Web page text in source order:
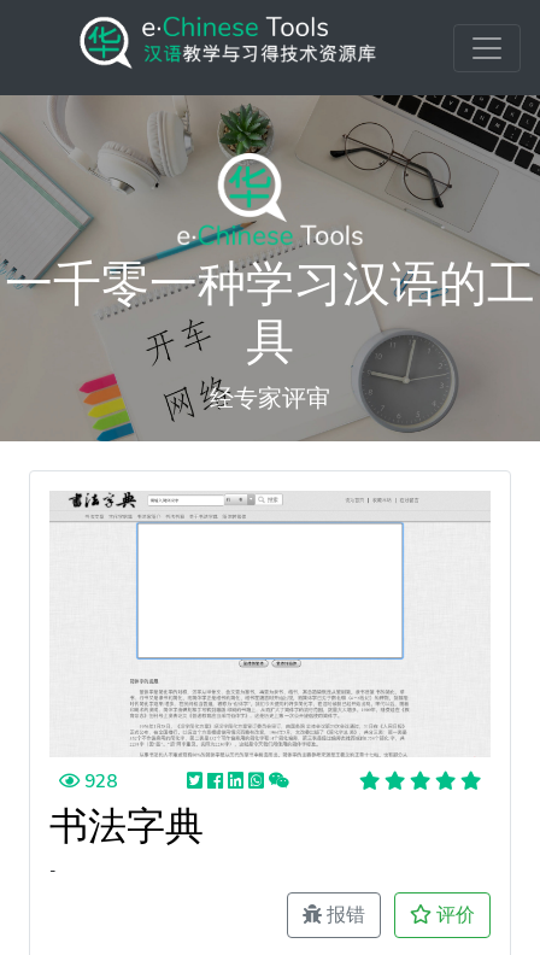
一千零一种学习汉语的工
具
经专家评审
928
书法字典
-
报错 评价